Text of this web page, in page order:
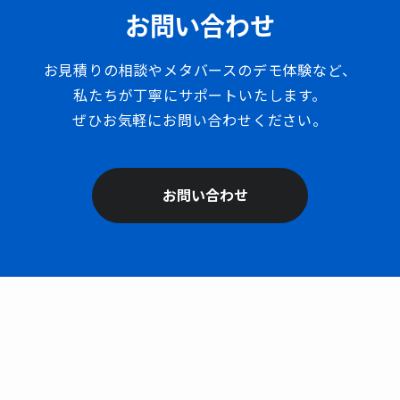
お問い合わせ
お見積りの相談やメタバースのデモ体験など、
私たちが丁寧にサポートいたします。
ぜひお気軽にお問い合わせください。
お問い合わせ